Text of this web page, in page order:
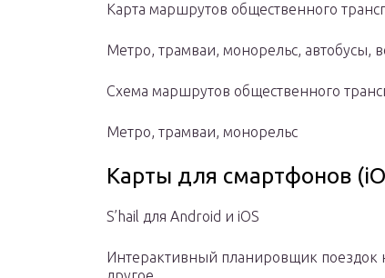
Карта маршрутов общественного
Метро, трамваи, монорельс, автобусы,
Схема маршрутов общественного
Метро, трамваи, монорельс
Карты для смартфонов
S’hail для Android и iOS
Интерактивный планировщик поездок